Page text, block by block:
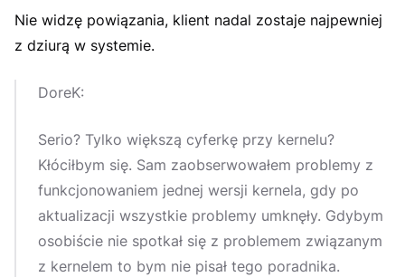
Nie widzę powiązania, klient nadal zostaje najpewniej
z dziurą w systemie.
DoreK:
Serio? Tylko większą cyferkę przy kernelu?
Kłóciłbym się. Sam zaobserwowałem problemy z
funkcjonowaniem jednej wersji kernela, gdy po
aktualizacji wszystkie problemy umknęły. Gdybym
osobiście nie spotkał się z problemem związanym
z kernelem to bym nie pisał tego poradnika.